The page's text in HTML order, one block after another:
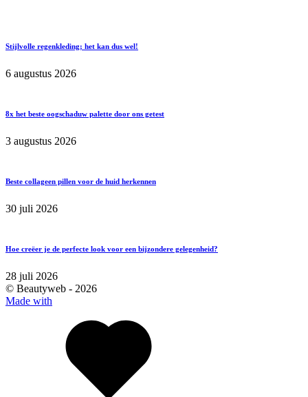
Stijlvolle regenkleding; het kan dus wel!
6 augustus 2026
8x het beste oogschaduw palette door ons getest
3 augustus 2026
Beste collageen pillen voor de huid herkennen
30 juli 2026
Hoe creëer je de perfecte look voor een bijzondere gelegenheid?
28 juli 2026
© Beautyweb - 2026
Made with